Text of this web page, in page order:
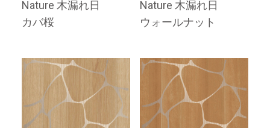
Nature 木漏れ日
カバ桜
Nature 木漏れ日
ウォールナット